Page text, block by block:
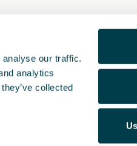
our traffic.
analytics
collected